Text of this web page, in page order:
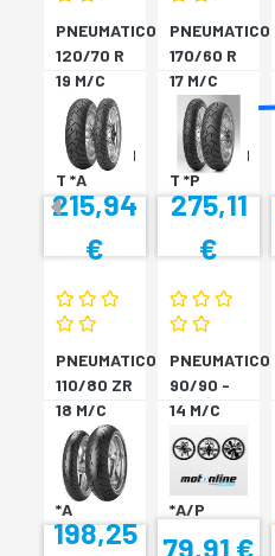
PNEUMATICO
120/70 R
19 M/C
60V TL
???
SCORPION
T *A
215,94
€
PNEUMATICO
170/60 R
17 M/C
72V
TL????
SCORPION
T *P
275,11
€
PNEUMATICO
110/80 ZR
18 M/C
(58W) TL
(M)
ROADTEC
*A
198,25
PNEUMATICO
90/90 -
14 M/C
46S TL
SPORTEC
STREE
*A/P
79,91 €